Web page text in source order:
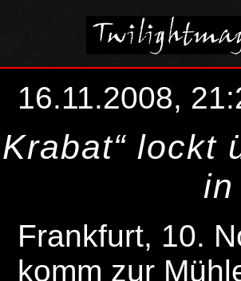
16.11.2008,
lockt
Frankfurt, 10.
komm zur